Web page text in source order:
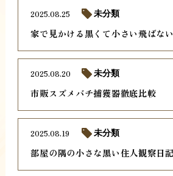
家で見かける黒くて小さい飛ばな
2025.08.25 未分類
市販スズメバチ捕獲器徹底比較
2025.08.20 未分類
部屋の隅の小さな黒い住人観察日記
2025.08.19 未分類